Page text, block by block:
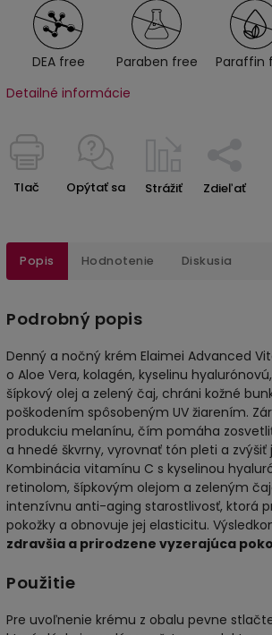
DEA free Paraben free
Paraffin
Detailné informácie
Tlač Opýtať sa Strážiť Zdieľať
Popis Hodnotenie Diskusia
Podrobný popis
Denný a nočný krém Elaimei Advanced
o Aloe Vera, kolagén, kyselinu
šípkový olej a zelený čaj, chráni kožné
poškodením spôsobeným UV žiarením.
produkciu melanínu, čím pomáha
a hnedé škvrny, vyrovnať tón pleti a zvýšiť
Kombinácia vitamínu C s kyselinou
retinolom, šípkovým olejom a zeleným
intenzívnu anti-aging starostlivosť, ktorá
pokožky a obnovuje jej elasticitu.
zdravšia a prirodzene vyzerajúca
Použitie
Pre uvoľnenie krému z obalu pevne